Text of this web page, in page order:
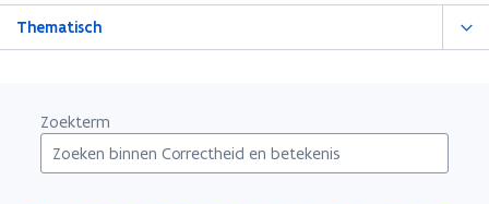
zich
op:
Correctheid
Thematisch
Zoekterm